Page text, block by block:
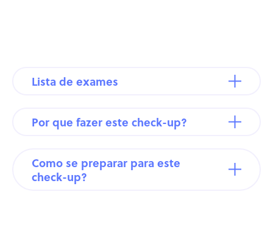
Lista de exames
Por que fazer este check-up?
Como se preparar para este
check-up?